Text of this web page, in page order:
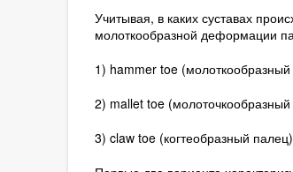
Учитывая, в каких суставах
молоткообразной деформации
1) hammer toe
2) mallet toe
3) claw toe (когтеобразный